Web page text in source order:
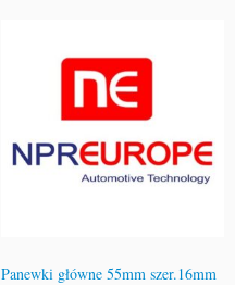
Panewki główne 55mm szer.16mm